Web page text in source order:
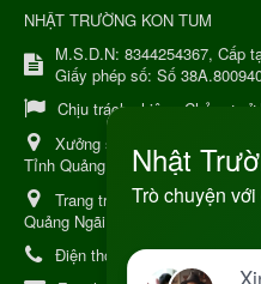
NHẬT TRƯỜNG KON TUM
M.S.D.N: 8344254367, Cấp
Giấy phép số: Số
Chịu trách nhiệm: Chủ cơ sở
Xưởng sản xuất:
Tỉnh Quảng Ngải
Trang trại Dược Liệu Hữu Cơ:
Quảng Ngãi
Điện thoại:+84 906968923